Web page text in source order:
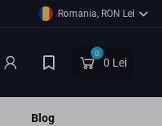
Romania, RON Lei
0
0 Lei
Blog